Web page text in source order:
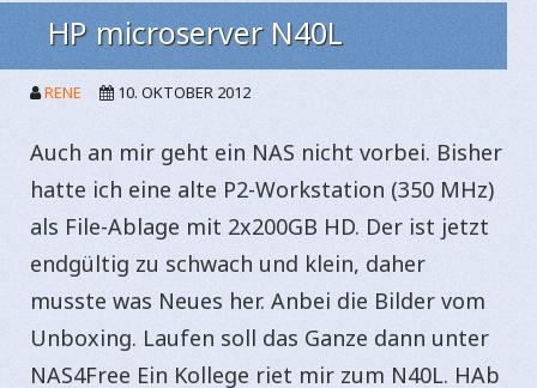
HP microserver N40L
RENE 10. OKTOBER 2012
Auch an mir geht ein NAS nicht vorbei. Bisher
hatte ich eine alte P2-Workstation (350 MHz)
als File-Ablage mit 2x200GB HD. Der ist jetzt
endgültig zu schwach und klein, daher
musste was Neues her. Anbei die Bilder vom
Unboxing. Laufen soll das Ganze dann unter
NAS4Free Ein Kollege riet mir zum N40L. HAb